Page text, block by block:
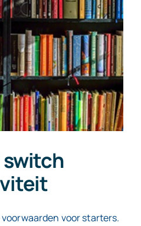
switch
voor starters.